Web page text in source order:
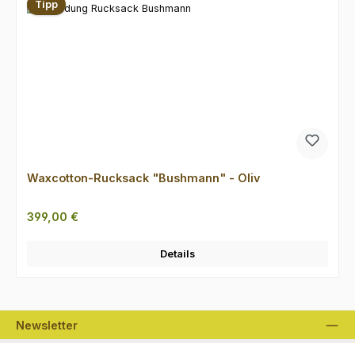
Tipp
Waxcotton-Rucksack "Bushmann" - Oliv
Regulärer Preis:
399,00 €
Details
Newsletter